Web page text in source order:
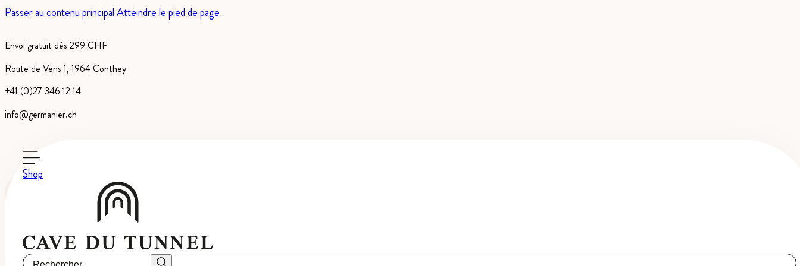
Passer au contenu principalAtteindre le pied de page
Envoi gratuit dès 299 CHF
Route de Vens 1, 1964 Conthey
+41 (0)27 346 12 14
info@germanier.ch
Shop
Rechercher
L'Extra Brut